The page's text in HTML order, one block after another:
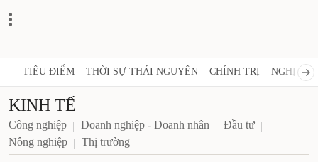
TIÊU ĐIỂM THỜI SỰ THÁI NGUYÊN CHÍNH TRỊ NGHỊ
KINH TẾ
Công nghiệp Doanh nghiệp - Doanh nhân
Đầu tư
Nông nghiệp
Thị trường